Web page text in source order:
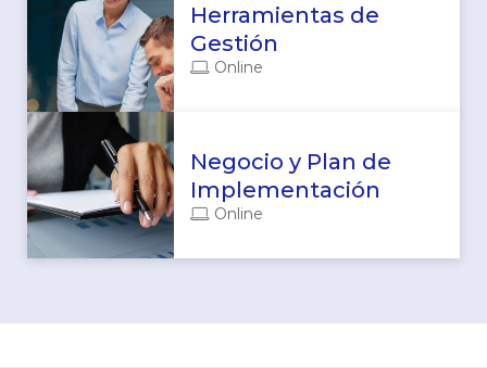
Herramientas de
Gestión
Online
Negocio y Plan de
Implementación
Online